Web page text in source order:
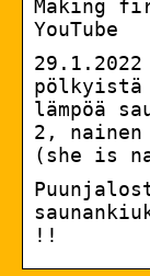
Making
YouTube
pölkyistä
lämpöä
2, nainen
(she is
!!